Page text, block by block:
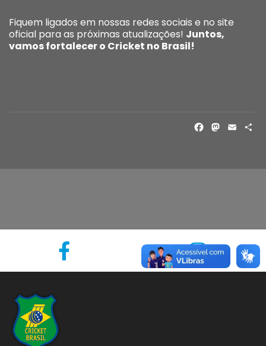
Fiquem ligados em nossas redes sociais e no site
oficial para as próximas atualizações! Juntos,
vamos fortalecer o Cricket no Brasil!